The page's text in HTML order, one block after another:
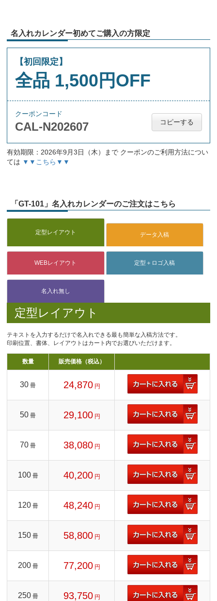
名入れカレンダー初めてご購入の方限定
【初回限定】
全品 1,500円OFF
クーポンコード
CAL-N202607 コピーする
有効期限：2026年9月3日（木）まで クーポンのご利用方法につい
ては ▼▼こちら▼▼
「GT-101」名入れカレンダーのご注文はこちら
定型レイアウト
テキストを入力するだけで名入れできる最も簡単な入稿方法です。
印刷位置、書体、レイアウトはカート内でお選びいただけます。
数量 販売価格（税込）
30 冊 24,870 円
50 冊 29,100 円
70 冊 38,080 円
100 冊 40,200 円
120 冊 48,240 円
150 冊 58,800 円
200 冊 77,200 円
250 冊 93,750 円